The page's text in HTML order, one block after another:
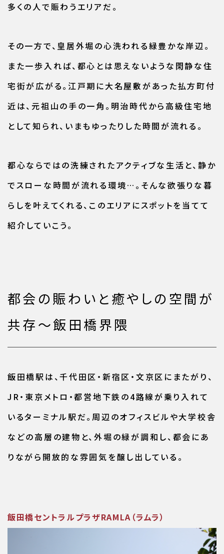
多くの人で賑わうエリアだ。
その一方で、皇居外堀の心洗われる緑豊かな岸辺。
また一歩入れば、都心とは思えないような閑静な住
宅街が広がる。江戸期に大名屋敷があった払方町付
近は、元祖山の手の一角。明治時代から高級住宅地
として知られ、いまもゆったりした時間が流れる。
都心ならではの洗練されたアクティブな生活と、静か
でスローな時間が流れる環境…。そんな欲張りな暮
らしを叶えてくれる、このエリアにスポットを当てて
紹介していこう。
都会の賑わいと癒やしの空間が
共存〜飯田橋界隈
飯田橋駅は、千代田区・新宿区・文京区にまたがり、
JR・東京メトロ・都営地下鉄の4路線が乗り入れて
いるターミナル駅だ。周辺のオフィスビルや大学校舎
などの高層の建物と、外堀の緑が調和し、都会にあ
りながら開放的な雰囲気を醸し出している。
飯田橋セントラルプラザRAMLA（ラムラ）